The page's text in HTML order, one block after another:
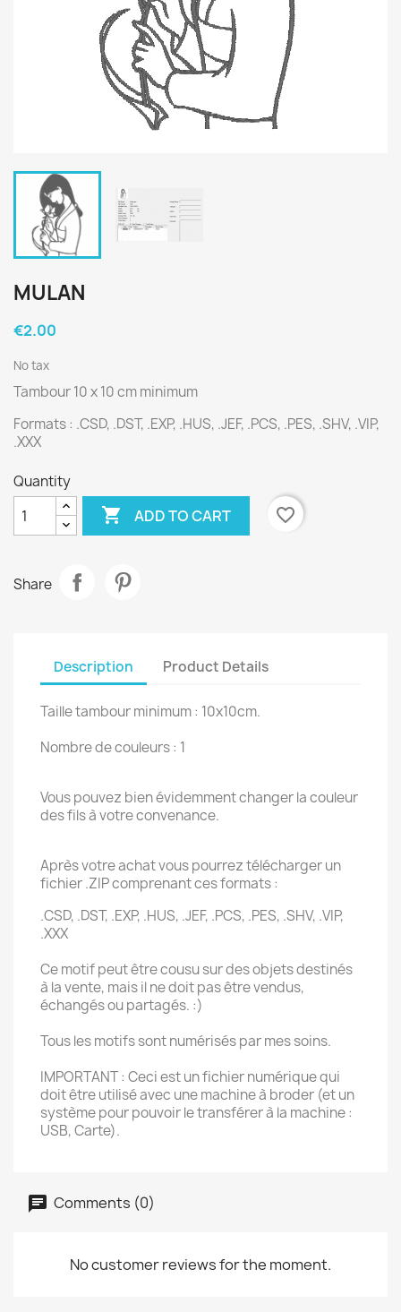
MULAN
€2.00
No tax
Tambour 10 x 10 cm minimum
Formats : .CSD, .DST, .EXP, .HUS, .JEF, .PCS, .PES, .SHV, .VIP,
.XXX
Quantity
 ADD TO CART favorite_border
Share
Description Product Details
Taille tambour minimum : 10x10cm.
Nombre de couleurs : 1
Vous pouvez bien évidemment changer la couleur
des fils à votre convenance.
Après votre achat vous pourrez télécharger un
fichier .ZIP comprenant ces formats :
.CSD, .DST, .EXP, .HUS, .JEF, .PCS, .PES, .SHV, .VIP,
.XXX
Ce motif peut être cousu sur des objets destinés
à la vente, mais il ne doit pas être vendus,
échangés ou partagés. :)
Tous les motifs sont numérisés par mes soins.
IMPORTANT : Ceci est un fichier numérique qui
doit être utilisé avec une machine à broder (et un
système pour pouvoir le transférer à la machine :
USB, Carte).
Comments (0)
No customer reviews for the moment.